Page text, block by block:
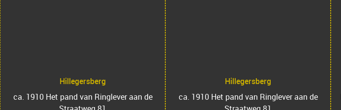
Hillegersberg
ca. 1910 Het pand van Ringlever aan de
Hillegersberg
ca. 1910 Het pand van Ringlever aan de